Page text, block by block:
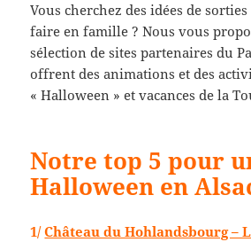
Vous cherchez des idées de
faire en famille ? Nous vous
sélection de sites partenaires du
offrent des animations et des
« Halloween » et vacances de la
Notre top 5 pour
Halloween en
1/Château du Hohlandsbourg –